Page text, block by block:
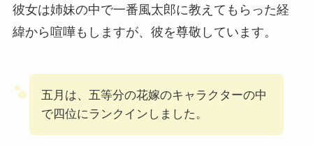
彼女は姉妹の中で一番風太郎に教えてもらった経
緯から喧嘩もしますが、彼を尊敬しています。
五月は、五等分の花嫁のキャラクターの中
で四位にランクインしました。